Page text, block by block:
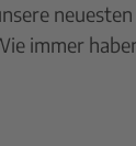
immer